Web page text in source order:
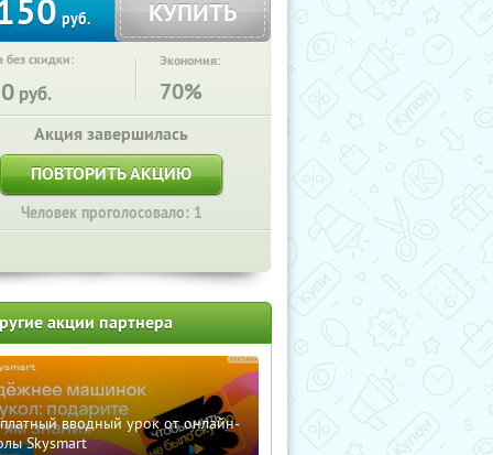
руб. КУПИТЬ
без скидки:
руб.
Экономия:
70%
Акция завершилась
ПОВТОРИТЬ АКЦИЮ
Человек проголосовало: 1
акции партнера
вводный урок от онлайн-
Skysmart